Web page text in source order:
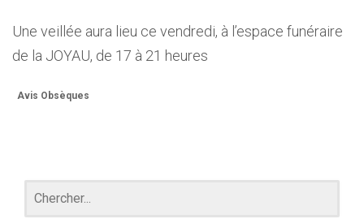
Une veillée aura lieu ce vendredi, à l’espace funéraire
de la JOYAU, de 17 à 21 heures
Avis Obsèques